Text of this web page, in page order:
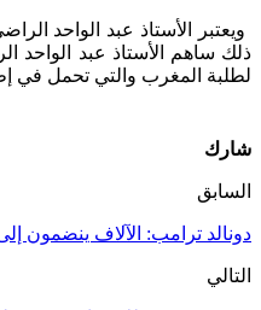
لطلبة المغرب والتي تحمل في
شارك
السابق
دونالد ترامب: الآلاف ينضمون
التالي